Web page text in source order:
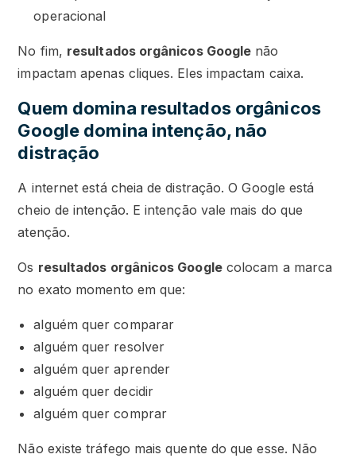
operacional
No fim, resultados orgânicos Google não
impactam apenas cliques. Eles impactam caixa.
Quem domina resultados orgânicos
Google domina intenção, não
distração
A internet está cheia de distração. O Google está
cheio de intenção. E intenção vale mais do que
atenção.
Os resultados orgânicos Googlecolocam a marca
no exato momento em que:
alguém quer comparar
alguém quer resolver
alguém quer aprender
alguém quer decidir
alguém quer comprar
Não existe tráfego mais quente do que esse. Não